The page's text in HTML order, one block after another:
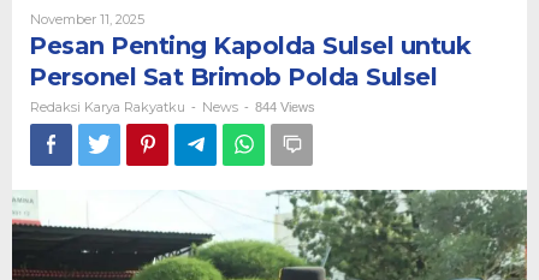
Sulsel
untuk
Personel
Sat
Brimob
Polda
Sulsel
November 11, 2025Oleh
Redaksi
Karya
Rakyatku
Pesan Penting Kapolda Sulsel untuk
Personel Sat Brimob Polda Sulsel
Redaksi Karya Rakyatku - News - 844 Views